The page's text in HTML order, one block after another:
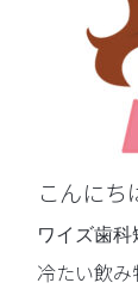
こんにち
ワイズ歯
冷たい飲